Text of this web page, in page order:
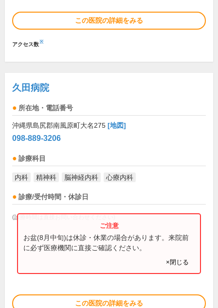
この医院の詳細をみる
アクセス数※
久田病院
所在地・電話番号
沖縄県島尻郡南風原町大名275 [地図]
098-889-3206
診療科目
内科 精神科 脳神経内科 心療内科
診療/受付時間・休診日
(診療時間は直接お問い合わせください)
お盆(8月中旬)は休診・休業の場合があります。来院前
に必ず医療機関に直接ご確認ください。
×閉じる
この医院の詳細をみる